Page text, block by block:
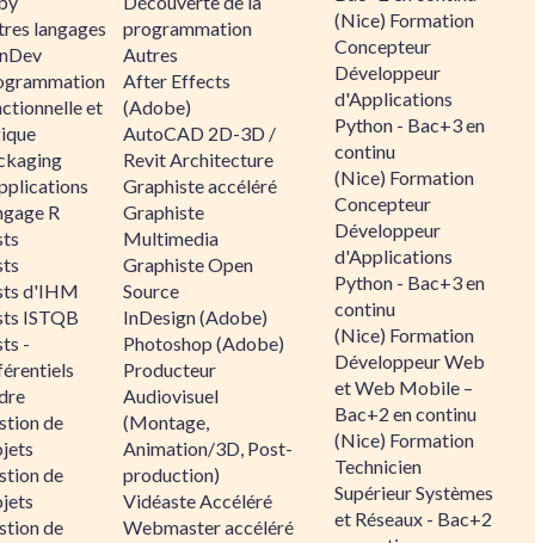
langages
et
R
d'IHM
ISTQB
-
de
de
de
programmation
Autres
After Effects
(Adobe)
AutoCAD 2D-3D /
Revit Architecture
Graphiste accéléré
Graphiste
Multimedia
Graphiste Open
Source
InDesign (Adobe)
Photoshop (Adobe)
Producteur
Audiovisuel
(Montage,
Animation/3D, Post-
production)
Vidéaste Accéléré
Webmaster accéléré
(Nice) Formation
Concepteur
Développeur
d'Applications
Python - Bac+3 en
continu
(Nice) Formation
Concepteur
Développeur
d'Applications
Python - Bac+3 en
continu
(Nice) Formation
Développeur Web
et Web Mobile –
Bac+2 en continu
(Nice) Formation
Technicien
Supérieur Systèmes
et Réseaux - Bac+2